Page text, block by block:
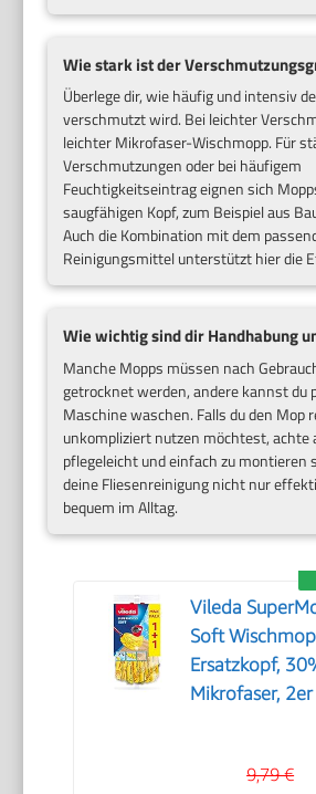
Wie stark ist der
Überlege dir, wie häufig und intensiv
verschmutzt wird. Bei leichter
leichter Mikrofaser-Wischmopp. Für
Verschmutzungen oder bei häufigem
Feuchtigkeitseintrag eignen sich
saugfähigen Kopf, zum Beispiel aus
Auch die Kombination mit dem
Reinigungsmittel unterstützt hier die
Wie wichtig sind dir Handhabung
Manche Mopps müssen nach
getrocknet werden, andere kannst du
Maschine waschen. Falls du den Mop
unkompliziert nutzen möchtest, achte
pflegeleicht und einfach zu montieren
deine Fliesenreinigung nicht nur
bequem im Alltag.
Vileda
Soft
Ersatzkopf,
Mikrofaser, 2er
9,79 €